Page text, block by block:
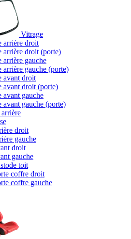
Vitrage
arrière droit
arrière droit (porte)
arrière gauche
arrière gauche (porte)
avant droit
avant droit (porte)
avant gauche
avant gauche (porte)
droit
gauche
droit
gauche
toit
coffre droit
coffre gauche